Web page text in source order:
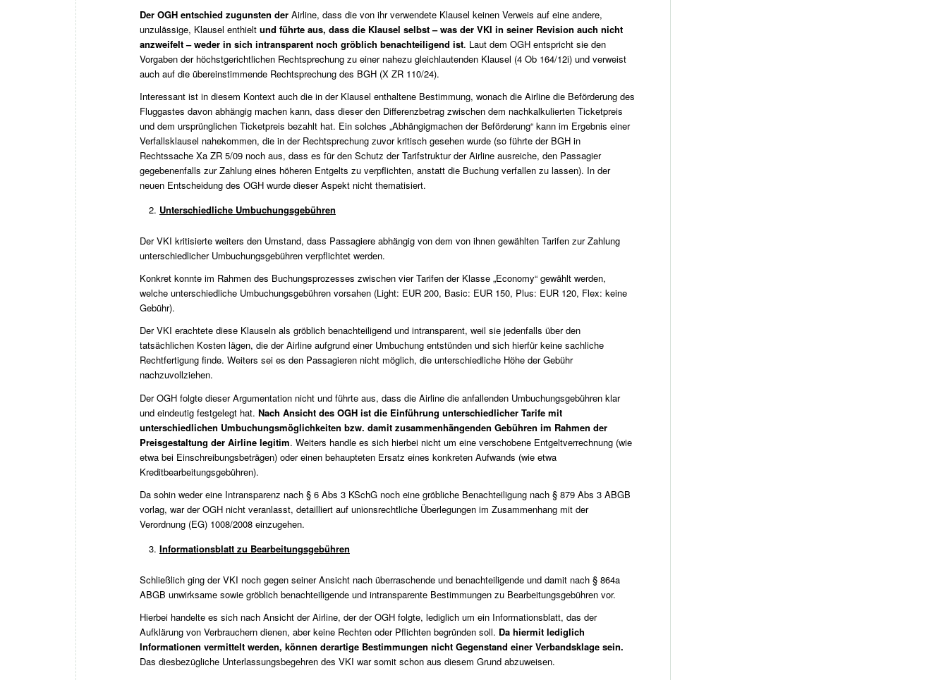
Der OGH entschied zugunsten der Airline, dass die von ihr verwendete Klausel keinen Verweis auf eine andere,
unzulässige, Klausel enthielt und führte aus, dass die Klausel selbst – was der VKI in seiner Revision auch nicht
anzweifelt – weder in sich intransparent noch gröblich benachteiligend ist. Laut dem OGH entspricht sie den
Vorgaben der höchstgerichtlichen Rechtsprechung zu einer nahezu gleichlautenden Klausel (4 Ob 164/12i) und verweist
auch auf die übereinstimmende Rechtsprechung des BGH (X ZR 110/24).
Interessant ist in diesem Kontext auch die in der Klausel enthaltene Bestimmung, wonach die Airline die Beförderung des
Fluggastes davon abhängig machen kann, dass dieser den Differenzbetrag zwischen dem nachkalkulierten Ticketpreis
und dem ursprünglichen Ticketpreis bezahlt hat. Ein solches „Abhängigmachen der Beförderung“ kann im Ergebnis einer
Verfallsklausel nahekommen, die in der Rechtsprechung zuvor kritisch gesehen wurde (so führte der BGH in
Rechtssache Xa ZR 5/09 noch aus, dass es für den Schutz der Tarifstruktur der Airline ausreiche, den Passagier
gegebenenfalls zur Zahlung eines höheren Entgelts zu verpflichten, anstatt die Buchung verfallen zu lassen). In der
neuen Entscheidung des OGH wurde dieser Aspekt nicht thematisiert.
Unterschiedliche Umbuchungsgebühren
Der VKI kritisierte weiters den Umstand, dass Passagiere abhängig von dem von ihnen gewählten Tarifen zur Zahlung
unterschiedlicher Umbuchungsgebühren verpflichtet werden.
Konkret konnte im Rahmen des Buchungsprozesses zwischen vier Tarifen der Klasse „Economy“ gewählt werden,
welche unterschiedliche Umbuchungsgebühren vorsahen (Light: EUR 200, Basic: EUR 150, Plus: EUR 120, Flex: keine
Gebühr).
Der VKI erachtete diese Klauseln als gröblich benachteiligend und intransparent, weil sie jedenfalls über den
tatsächlichen Kosten lägen, die der Airline aufgrund einer Umbuchung entstünden und sich hierfür keine sachliche
Rechtfertigung finde. Weiters sei es den Passagieren nicht möglich, die unterschiedliche Höhe der Gebühr
nachzuvollziehen.
Der OGH folgte dieser Argumentation nicht und führte aus, dass die Airline die anfallenden Umbuchungsgebühren klar
und eindeutig festgelegt hat. Nach Ansicht des OGH ist die Einführung unterschiedlicher Tarife mit
unterschiedlichen Umbuchungsmöglichkeiten bzw. damit zusammenhängenden Gebühren im Rahmen der
Preisgestaltung der Airline legitim. Weiters handle es sich hierbei nicht um eine verschobene Entgeltverrechnung (wie
etwa bei Einschreibungsbeträgen) oder einen behaupteten Ersatz eines konkreten Aufwands (wie etwa
Kreditbearbeitungsgebühren).
Da sohin weder eine Intransparenz nach § 6 Abs 3 KSchG noch eine gröbliche Benachteiligung nach § 879 Abs 3 ABGB
vorlag, war der OGH nicht veranlasst, detailliert auf unionsrechtliche Überlegungen im Zusammenhang mit der
Verordnung (EG) 1008/2008 einzugehen.
Informationsblatt zu Bearbeitungsgebühren
Schließlich ging der VKI noch gegen seiner Ansicht nach überraschende und benachteiligende und damit nach § 864a
ABGB unwirksame sowie gröblich benachteiligende und intransparente Bestimmungen zu Bearbeitungsgebühren vor.
Hierbei handelte es sich nach Ansicht der Airline, der der OGH folgte, lediglich um ein Informationsblatt, das der
Aufklärung von Verbrauchern dienen, aber keine Rechten oder Pflichten begründen soll. Da hiermit lediglich
Informationen vermittelt werden, können derartige Bestimmungen nicht Gegenstand einer Verbandsklage sein.
Das diesbezügliche Unterlassungsbegehren des VKI war somit schon aus diesem Grund abzuweisen.